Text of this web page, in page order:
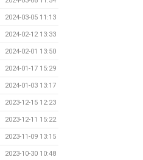
2024-03-05 11:13
2024-02-12 13:33
2024-02-01 13:50
2024-01-17 15:29
2024-01-03 13:17
2023-12-15 12:23
2023-12-11 15:22
2023-11-09 13:15
2023-10-30 10:48